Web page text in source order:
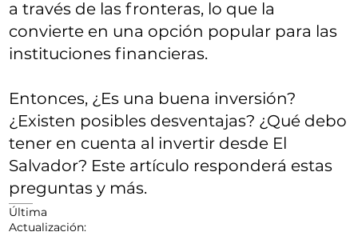
a través de las fronteras, lo que la
convierte en una opción popular para las
instituciones financieras.
Entonces, ¿Es una buena inversión?
¿Existen posibles desventajas? ¿Qué debo
tener en cuenta al invertir desde El
Salvador? Este artículo responderá estas
preguntas y más.
Última
Actualización: